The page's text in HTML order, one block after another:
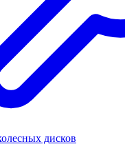
дисков